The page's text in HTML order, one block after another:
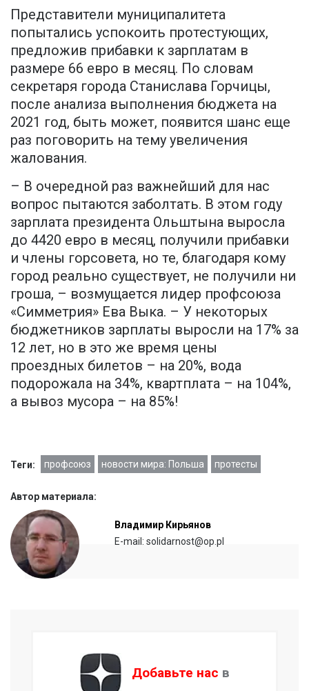
Представители муниципалитета
попытались успокоить протестующих,
предложив прибавки к зарплатам в
размере 66 евро в месяц. По словам
секретаря города Станислава Горчицы,
после анализа выполнения бюджета на
2021 год, быть может, появится шанс еще
раз поговорить на тему увеличения
жалования.
– В очередной раз важнейший для нас
вопрос пытаются заболтать. В этом году
зарплата президента Ольштына выросла
до 4420 евро в месяц, получили прибавки
и члены горсовета, но те, благодаря кому
город реально существует, не получили ни
гроша, – возмущается лидер профсоюза
«Симметрия» Ева Выка. – У некоторых
бюджетников зарплаты выросли на 17% за
12 лет, но в это же время цены
проездных билетов – на 20%, вода
подорожала на 34%, квартплата – на 104%,
а вывоз мусора – на 85%!
Теги: профсоюз новости мира: Польша протесты
Автор материала:
Владимир Кирьянов
E-mail: solidarnost@op.pl
Добавьте нас в